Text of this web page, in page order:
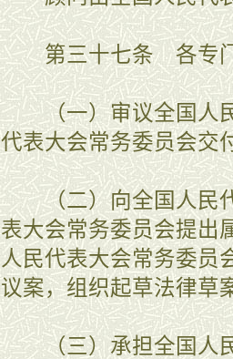
第三十七条 各专门
（一）审议全国人民
代表大会常务委员会交
（二）向全国人民代
表大会常务委员会提出
人民代表大会常务委员
议案，组织起草法律草
（三）承担全国人民